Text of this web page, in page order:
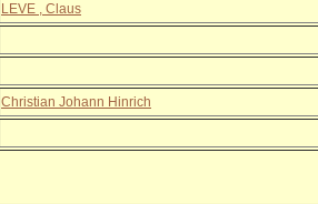
LEVE , Claus
Christian Johann Hinrich